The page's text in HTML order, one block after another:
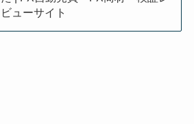
ビューサイト